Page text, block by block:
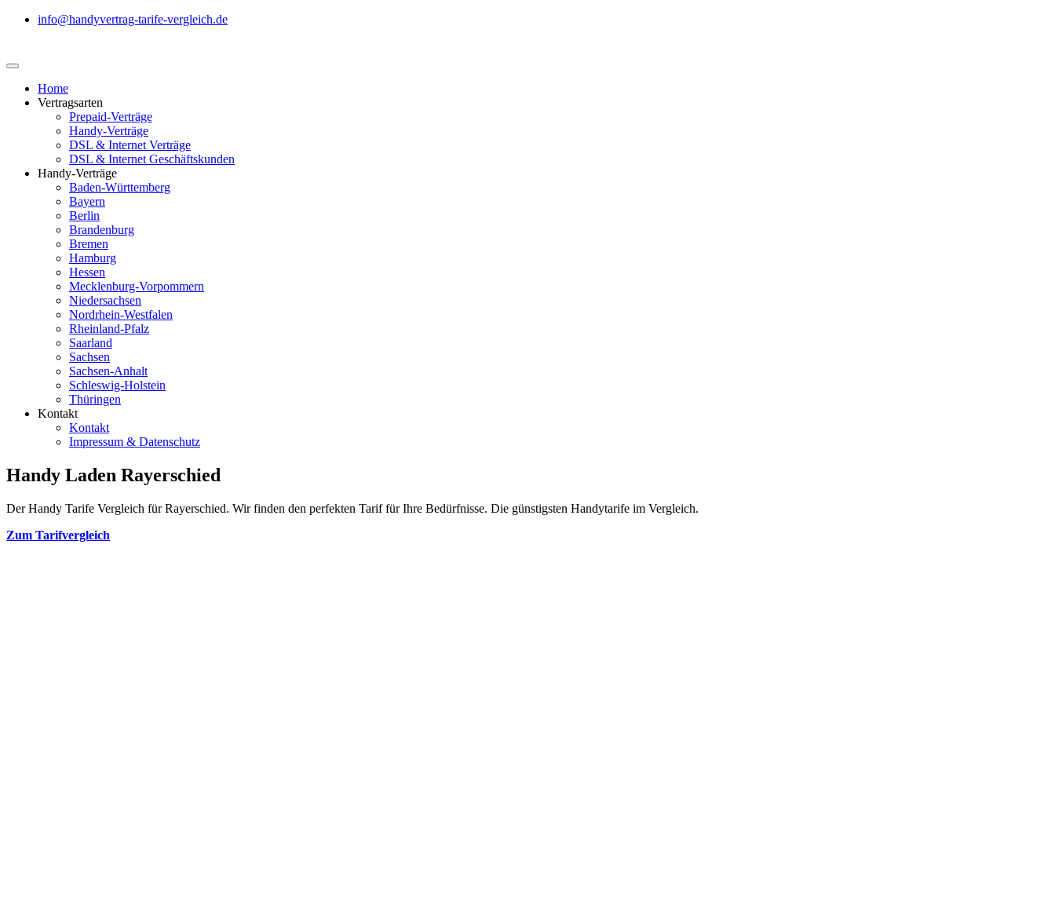
info@handyvertrag-tarife-vergleich.de
Home
Vertragsarten
Prepaid-Verträge
Handy-Verträge
DSL & Internet Verträge
DSL & Internet Geschäftskunden
Handy-Verträge
Baden-Württemberg
Bayern
Berlin
Brandenburg
Bremen
Hamburg
Hessen
Mecklenburg-Vorpommern
Niedersachsen
Nordrhein-Westfalen
Rheinland-Pfalz
Saarland
Sachsen
Sachsen-Anhalt
Schleswig-Holstein
Thüringen
Kontakt
Kontakt
Impressum & Datenschutz
Handy Laden Rayerschied
Der Handy Tarife Vergleich für Rayerschied. Wir finden den perfekten Tarif für Ihre Bedürfnisse. Die günstigsten Handytarife im Vergleich.
Zum Tarifvergleich